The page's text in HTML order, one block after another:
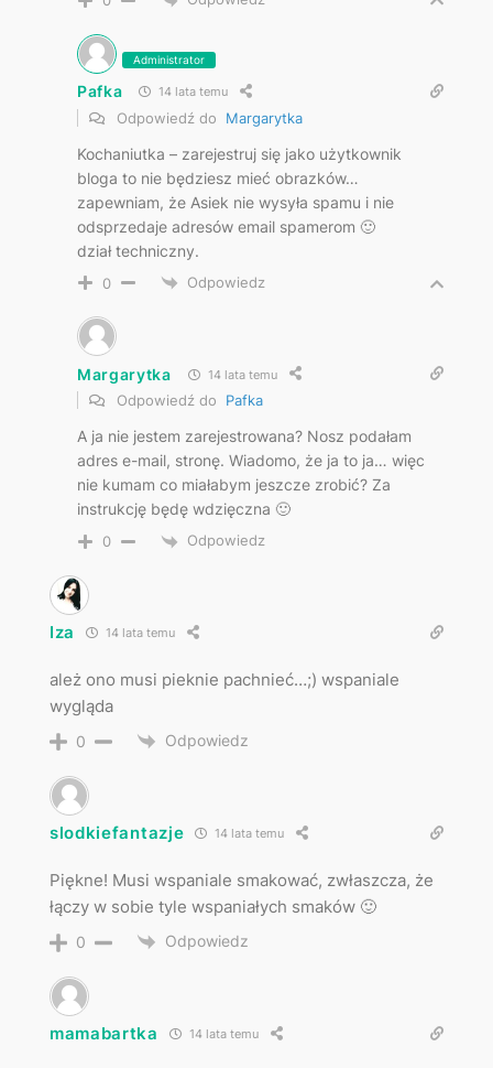
Administrator
Pafka 14 lata temu
Odpowiedź do Margarytka
Kochaniutka – zarejestruj się jako użytkownik
bloga to nie będziesz mieć obrazków…
zapewniam, że Asiek nie wysyła spamu i nie
odsprzedaje adresów email spamerom 🙂
dział techniczny.
0 Odpowiedz
Margarytka 14 lata temu
Odpowiedź do Pafka
A ja nie jestem zarejestrowana? Nosz podałam
adres e-mail, stronę. Wiadomo, że ja to ja… więc
nie kumam co miałabym jeszcze zrobić? Za
instrukcję będę wdzięczna 🙂
0 Odpowiedz
Iza 14 lata temu
ależ ono musi pieknie pachnieć…;) wspaniale
wygląda
0 Odpowiedz
slodkiefantazje 14 lata temu
Piękne! Musi wspaniale smakować, zwłaszcza, że
łączy w sobie tyle wspaniałych smaków 🙂
0 Odpowiedz
mamabartka 14 lata temu